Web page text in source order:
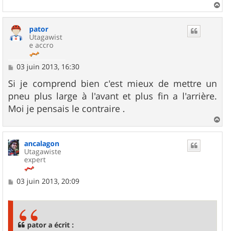
a
pator
Utagawist
e accro
M
s
s
a
g
e
03 juin 2013, 16:30
Si je comprend bien c'est mieux de mettre un
pneu plus large à l'avant et plus fin a l'arrière.
Moi je pensais le contraire .
a
ancalagon
Utagawiste
expert
M
03 juin 2013, 20:09
pator a écrit :